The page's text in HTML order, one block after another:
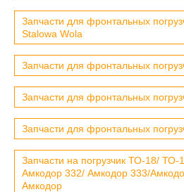
Запчасти для фронтальных
Stalowa Wola
Запчасти для фронтальных
Запчасти для фронтальных
Запчасти для фронтальных
Запчасти на погрузчик ТО-18/
Амкодор 332/ Амкодор 333/
Амкодор